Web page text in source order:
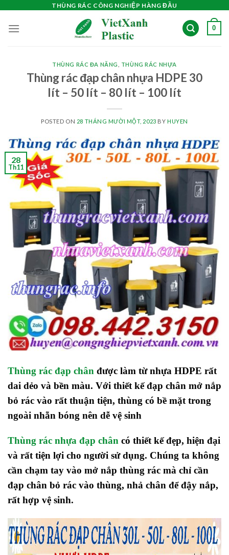
content
THÙNG RÁC CÔNG NGHIỆP HÀNG ĐẦU
0
THÙNG RÁC ĐA NĂNG THÙNG RÁC NHỰA
Thùng rác đạp chân nhựa HDPE 30
lít – 50 lít – 80 lít – 100 lít
POSTED ON 28 THÁNG MƯỜI MỘT, 2023 BY HUYEN
28
Th11
Thùng rác đạp chân được làm từ nhựa HDPE rất
dai dẻo và bền màu. Với thiết kế đạp chân mở nắp
bỏ rác vào rất thuận tiện, thùng có bề mặt trong
ngoài nhẵn bóng nên dễ vệ sinh
Thùng rác nhựa đạp chân có thiết kế đẹp, hiện đại
và rất tiện lợi cho người sử dụng. Chúng ta không
cần chạm tay vào mở nắp thùng rác mà chỉ cần
đạp chân bỏ rác vào thùng, nhả chân để đậy nắp,
rất hợp vệ sinh.